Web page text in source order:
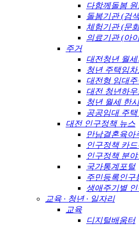
다함께돌봄
돌봄기관 (검
체험기관 (문
의료기관 (아
주거
대전청년 월
청년 주택임
대전형 임대
대전 청년하
청년 월세 한
공공임대 주
대전 인구정책 뉴스
만남결혼육아
인구정책 카
인구정책 분
국가통계포털
주민등록인구
생애주기별
교육 · 청년 · 일자리
교육
디지털배움터